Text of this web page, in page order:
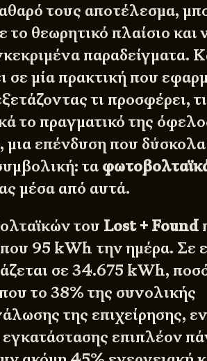
τους αποτέλεσμα,
θεωρητικό πλαίσιο και
παραδείγματα.
σε μία πρακτική που
τι προσφέρει,
το πραγματικό της
επένδυση που δύσκολα
τα
μέσα από αυτά.
του Lost + Found
95 kWh την ημέρα. Σε
σε 34.675 kWh,
το 38% της συνολικής
της επιχείρησης,
εγκατάστασης επιπλέον